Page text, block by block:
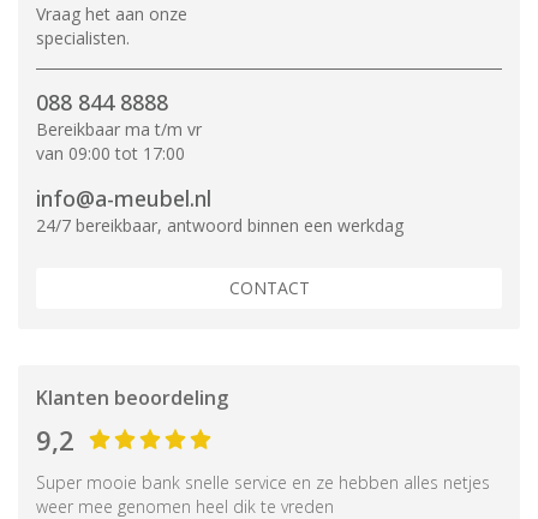
Vraag het aan onze
specialisten.
088 844 8888
Bereikbaar ma t/m vr
van 09:00 tot 17:00
info@a-meubel.nl
24/7 bereikbaar, antwoord binnen een werkdag
CONTACT
Klanten beoordeling
9,2
Super mooie bank snelle service en ze hebben alles netjes
weer mee genomen heel dik te vreden